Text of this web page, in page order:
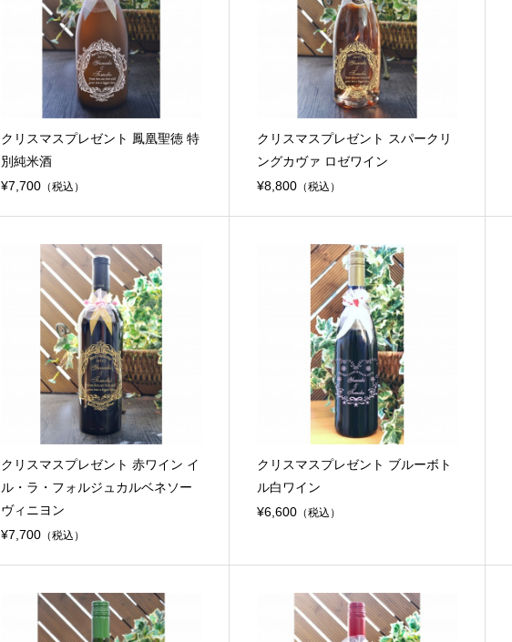
クリスマスプレゼント 鳳凰聖徳 特
別純米酒
¥7,700（税込）
クリスマスプレゼント スパークリ
ングカヴァ ロゼワイン
¥8,800（税込）
クリスマスプレゼント 赤ワイン イ
ル・ラ・フォルジュカルベネソー
ヴィニヨン
¥7,700（税込）
クリスマスプレゼント ブルーボト
ル白ワイン
¥6,600（税込）